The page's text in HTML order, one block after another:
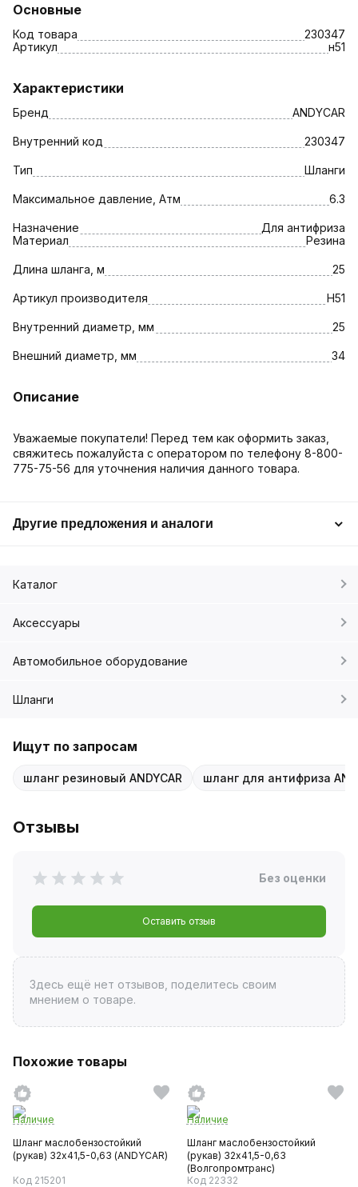
Основные
Код товара
230347
Артикул
н51
Характеристики
Бренд ANDYCAR
Внутренний код 230347
Тип Шланги
Максимальное давление, Атм 6.3
Назначение
Для антифриза
Материал
Резина
Длина шланга, м 25
Артикул производителя Н51
Внутренний диаметр, мм 25
Внешний диаметр, мм 34
Описание
Уважаемые покупатели! Перед тем как оформить заказ,
свяжитесь пожалуйста с оператором по телефону 8-800-
775-75-56 для уточнения наличия данного товара.
Другие предложения и аналоги
Каталог
Аксессуары
Автомобильное оборудование
Шланги
Ищут по запросам
шланг резиновый ANDYCAR шланг для антифриза
Отзывы
Без оценки
Оставить отзыв
Здесь ещё нет отзывов, поделитесь своим
мнением о товаре.
Похожие товары
Наличие
Шланг маслобензостойкий
(рукав) 32х41,5-0,63 (ANDYCAR)
Код 215201
Наличие
Шланг маслобензостойкий
(рукав) 32х41,5-0,63
(Волгопромтранс)
Код 22332